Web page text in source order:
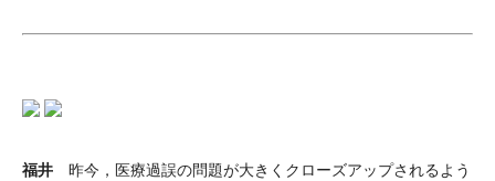
福井 昨今，医療過誤の問題が大きくクローズアップされるよう